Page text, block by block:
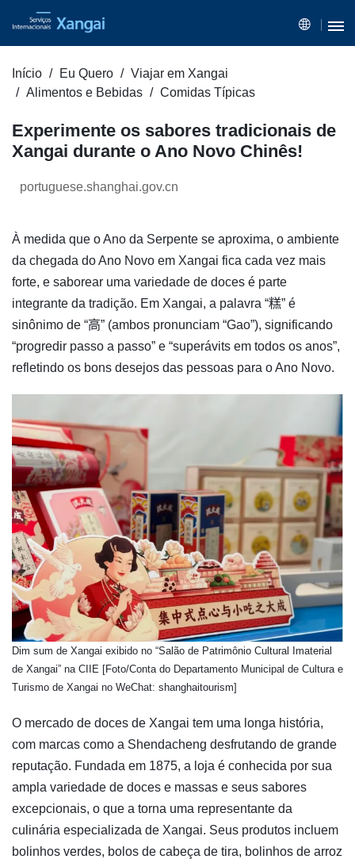
Início Eu Quero
Viajar em Xangai
Alimentos e Bebidas
Comidas Típicas
Experimente os sabores tradicionais de
Xangai durante o Ano Novo Chinês!
portuguese.shanghai.gov.cn
À medida que o Ano da Serpente se aproxima, o ambiente
da chegada do Ano Novo em Xangai fica cada vez mais
forte, e saborear uma variedade de doces é parte
integrante da tradição. Em Xangai, a palavra “糕” é
sinônimo de “高” (ambos pronunciam “Gao”), significando
“progredir passo a passo” e “superávits em todos os anos”,
refletindo os bons desejos das pessoas para o Ano Novo.
Dim sum de Xangai exibido no “Salão de Patrimônio Cultural Imaterial
de Xangai” na CIIE [Foto/Conta do Departamento Municipal de Cultura e
Turismo de Xangai no WeChat: shanghaitourism]
O mercado de doces de Xangai tem uma longa história,
com marcas como a Shendacheng desfrutando de grande
reputação. Fundada em 1875, a loja é conhecida por sua
ampla variedade de doces e massas e seus sabores
excepcionais, o que a torna uma representante da
culinária especializada de Xangai. Seus produtos incluem
bolinhos verdes, bolos de cabeça de tira, bolinhos de arroz